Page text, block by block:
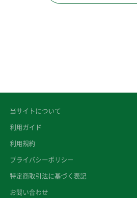
当サイトについて
利用ガイド
利用規約
プライバシーポリシー
特定商取引法に基づく表記
お問い合わせ